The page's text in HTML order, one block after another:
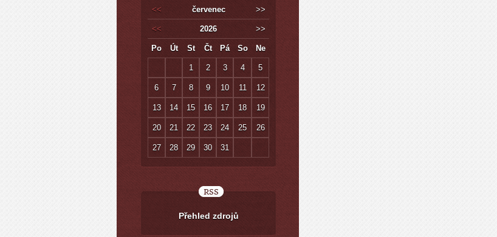
<< červenec >>
<< 2026 >>
Po Út St Čt Pá So Ne
1 2 3 4 5
6 7 8 9 10 11 12
13 14 15 16 17 18 19
20 21 22 23 24 25 26
27 28 29 30 31
RSS
Přehled zdrojů